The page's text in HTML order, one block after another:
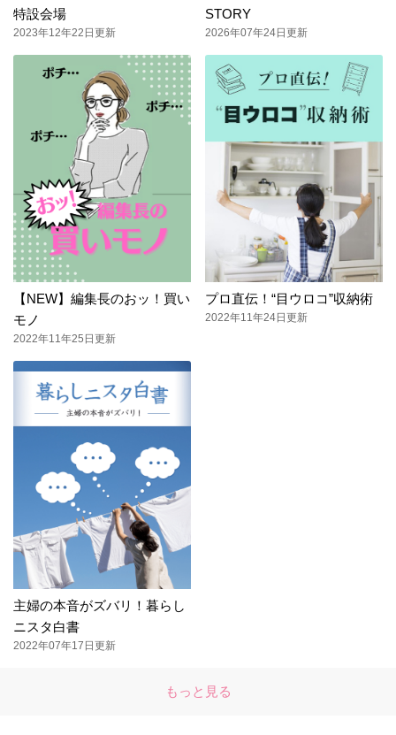
特設会場
2023年12年22日更新
STORY
2026年07年24日更新
【NEW】編集長のおッ！買い
モノ
2022年11年25日更新
プロ直伝！“目ウロコ”収納術
2022年11年24日更新
主婦の本音がズバリ！暮らし
ニスタ白書
2022年07年17日更新
もっと見る